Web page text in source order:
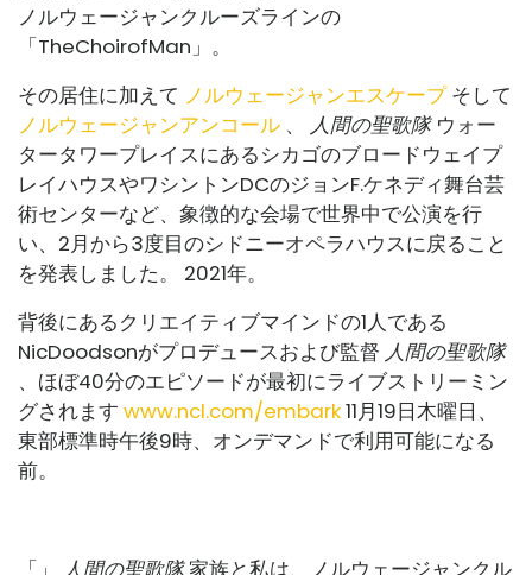
ノルウェージャンクルーズラインの
「TheChoirofMan」。
その居住に加えて ノルウェージャンエスケープそして
ノルウェージャンアンコール 、 人間の聖歌隊ウォー
タータワープレイスにあるシカゴのブロードウェイプ
レイハウスやワシントンDCのジョンF.ケネディ舞台芸
術センターなど、象徴的な会場で世界中で公演を行
い、2月から3度目のシドニーオペラハウスに戻ること
を発表しました。 2021年。
背後にあるクリエイティブマインドの1人である
NicDoodsonがプロデュースおよび監督 人間の聖歌隊
、ほぼ40分のエピソードが最初にライブストリーミン
グされます www.ncl.com/embark11月19日木曜日、
東部標準時午後9時、オンデマンドで利用可能になる
前。
「」 人間の聖歌隊家族と私は、ノルウェージャンクル